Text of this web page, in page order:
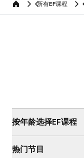
home 所有EF课程
按年龄选择EF课程
热门节目